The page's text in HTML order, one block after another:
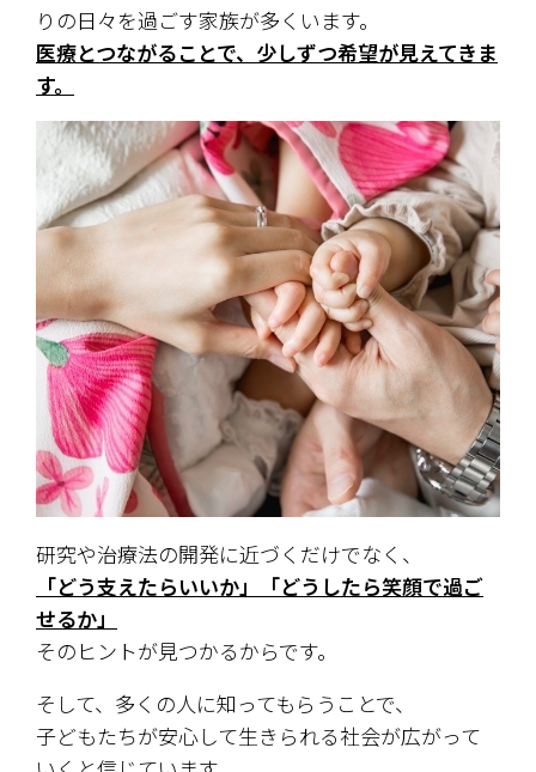
りの日々を過ごす家族が多くいます。
医療とつながることで、少しずつ希望が見えてきま
す。
研究や治療法の開発に近づくだけでなく、
「どう支えたらいいか」「どうしたら笑顔で過ご
せるか」――
そのヒントが見つかるからです。
そして、多くの人に知ってもらうことで、
子どもたちが安心して生きられる社会が広がって